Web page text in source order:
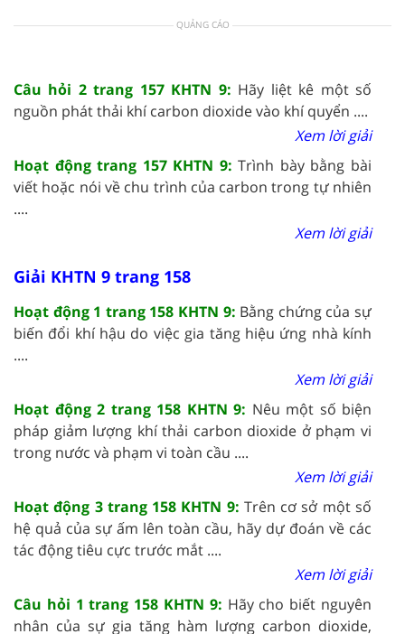
QUẢNG CÁO
Câu hỏi 2 trang 157 KHTN 9: Hãy liệt kê một số
nguồn phát thải khí carbon dioxide vào khí quyển ....
Xem lời giải
Hoạt động trang 157 KHTN 9:Trình bày bằng bài
viết hoặc nói về chu trình của carbon trong tự nhiên
....
Xem lời giải
Giải KHTN 9 trang 158
Hoạt động 1 trang 158 KHTN 9: Bằng chứng của sự
biến đổi khí hậu do việc gia tăng hiệu ứng nhà kính
....
Xem lời giải
Hoạt động 2 trang 158 KHTN 9: Nêu một số biện
pháp giảm lượng khí thải carbon dioxide ở phạm vi
trong nước và phạm vi toàn cầu ....
Xem lời giải
Hoạt động 3 trang 158 KHTN 9: Trên cơ sở một số
hệ quả của sự ấm lên toàn cầu, hãy dự đoán về các
tác động tiêu cực trước mắt ....
Xem lời giải
Câu hỏi 1 trang 158 KHTN 9: Hãy cho biết nguyên
nhân của sự gia tăng hàm lượng carbon dioxide,